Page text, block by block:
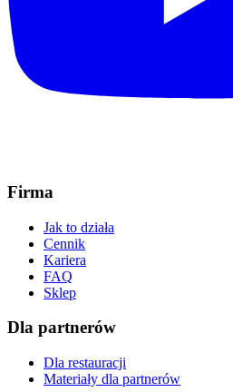
Firma
Jak to działa
Cennik
Kariera
FAQ
Sklep
Dla partnerów
Dla restauracji
Materiały dla partnerów